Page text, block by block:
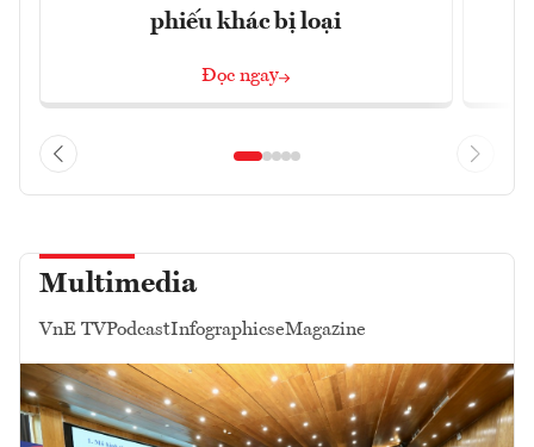
phiếu khác bị loại
Đọc ngay
Multimedia
VnE TVPodcastInfographicseMagazine